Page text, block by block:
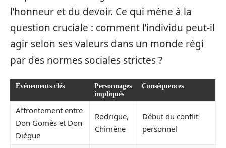
l’honneur et du devoir. Ce qui mène à la
question cruciale : comment l’individu peut-il
agir selon ses valeurs dans un monde régi
par des normes sociales strictes ?
Événements clés
Personnages
impliqués
Conséquences
Affrontement entre
Don Gomès et Don
Diègue
Rodrigue,
Chimène
Début du conflit
personnel